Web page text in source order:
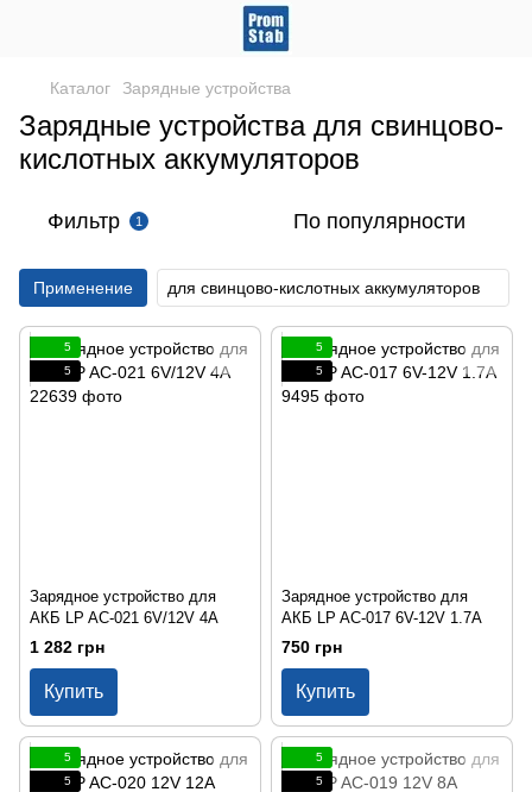
Каталог Зарядные устройства
Зарядные устройства для свинцово-
кислотных аккумуляторов
Фильтр 1 По популярности
Применение для свинцово-кислотных аккумуляторов
5
5
Зарядное устройство для
АКБ LP AC-021 6V/12V 4A
1 282 грн
Купить
5
5
Зарядное устройство для
АКБ LP AC-017 6V-12V 1.7A
750 грн
Купить
5
5
5
5